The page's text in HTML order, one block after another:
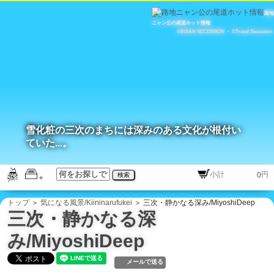
路地
ニャン公の尾道ホット情報
©BISAN SECESSION
・ ©Travel Secession
検索 円
雪化粧の三次のまちには深みのある文化が根付い
ていた...。
トップ＞ 気になる風景/Kiininarufukei ＞ 三次・静かなる深み/MiyoshiDeep
三次・静かなる深
み/MiyoshiDeep
メールで送る